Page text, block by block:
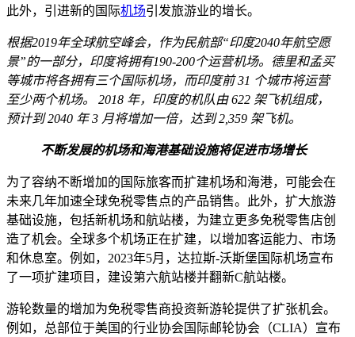
此外，引进新的国际机场引发旅游业的增长。
根据2019年全球航空峰会，作为民航部“印度2040年航空愿
景”的一部分，印度将拥有190-200个运营机场。德里和孟买
等城市将各拥有三个国际机场，而印度前 31 个城市将运营
至少两个机场。 2018 年，印度的机队由 622 架飞机组成，
预计到 2040 年 3 月将增加一倍，达到 2,359 架飞机。
不断发展的机场和海港基础设施将促进市场增长
为了容纳不断增加的国际旅客而扩建机场和海港，可能会在
未来几年加速全球免税零售点的产品销售。此外，扩大旅游
基础设施，包括新机场和航站楼，为建立更多免税零售店创
造了机会。全球多个机场正在扩建，以增加客运能力、市场
和休息室。例如，2023年5月，达拉斯-沃斯堡国际机场宣布
了一项扩建项目，建设第六航站楼并翻新C航站楼。
游轮数量的增加为免税零售商投资新游轮提供了扩张机会。
例如，总部位于美国的行业协会国际邮轮协会（CLIA）宣布